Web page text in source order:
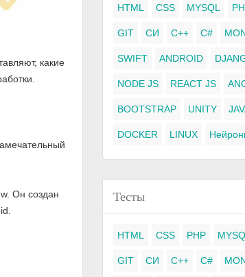
какие
Он создан
HTML CSS MYSQL
GIT СИ C++ C#
SWIFT ANDROID
NODE JS REACT JS
BOOTSTRAP UNITY
DOCKER LINUX
Тесты
HTML CSS PHP
GIT СИ C++ C#